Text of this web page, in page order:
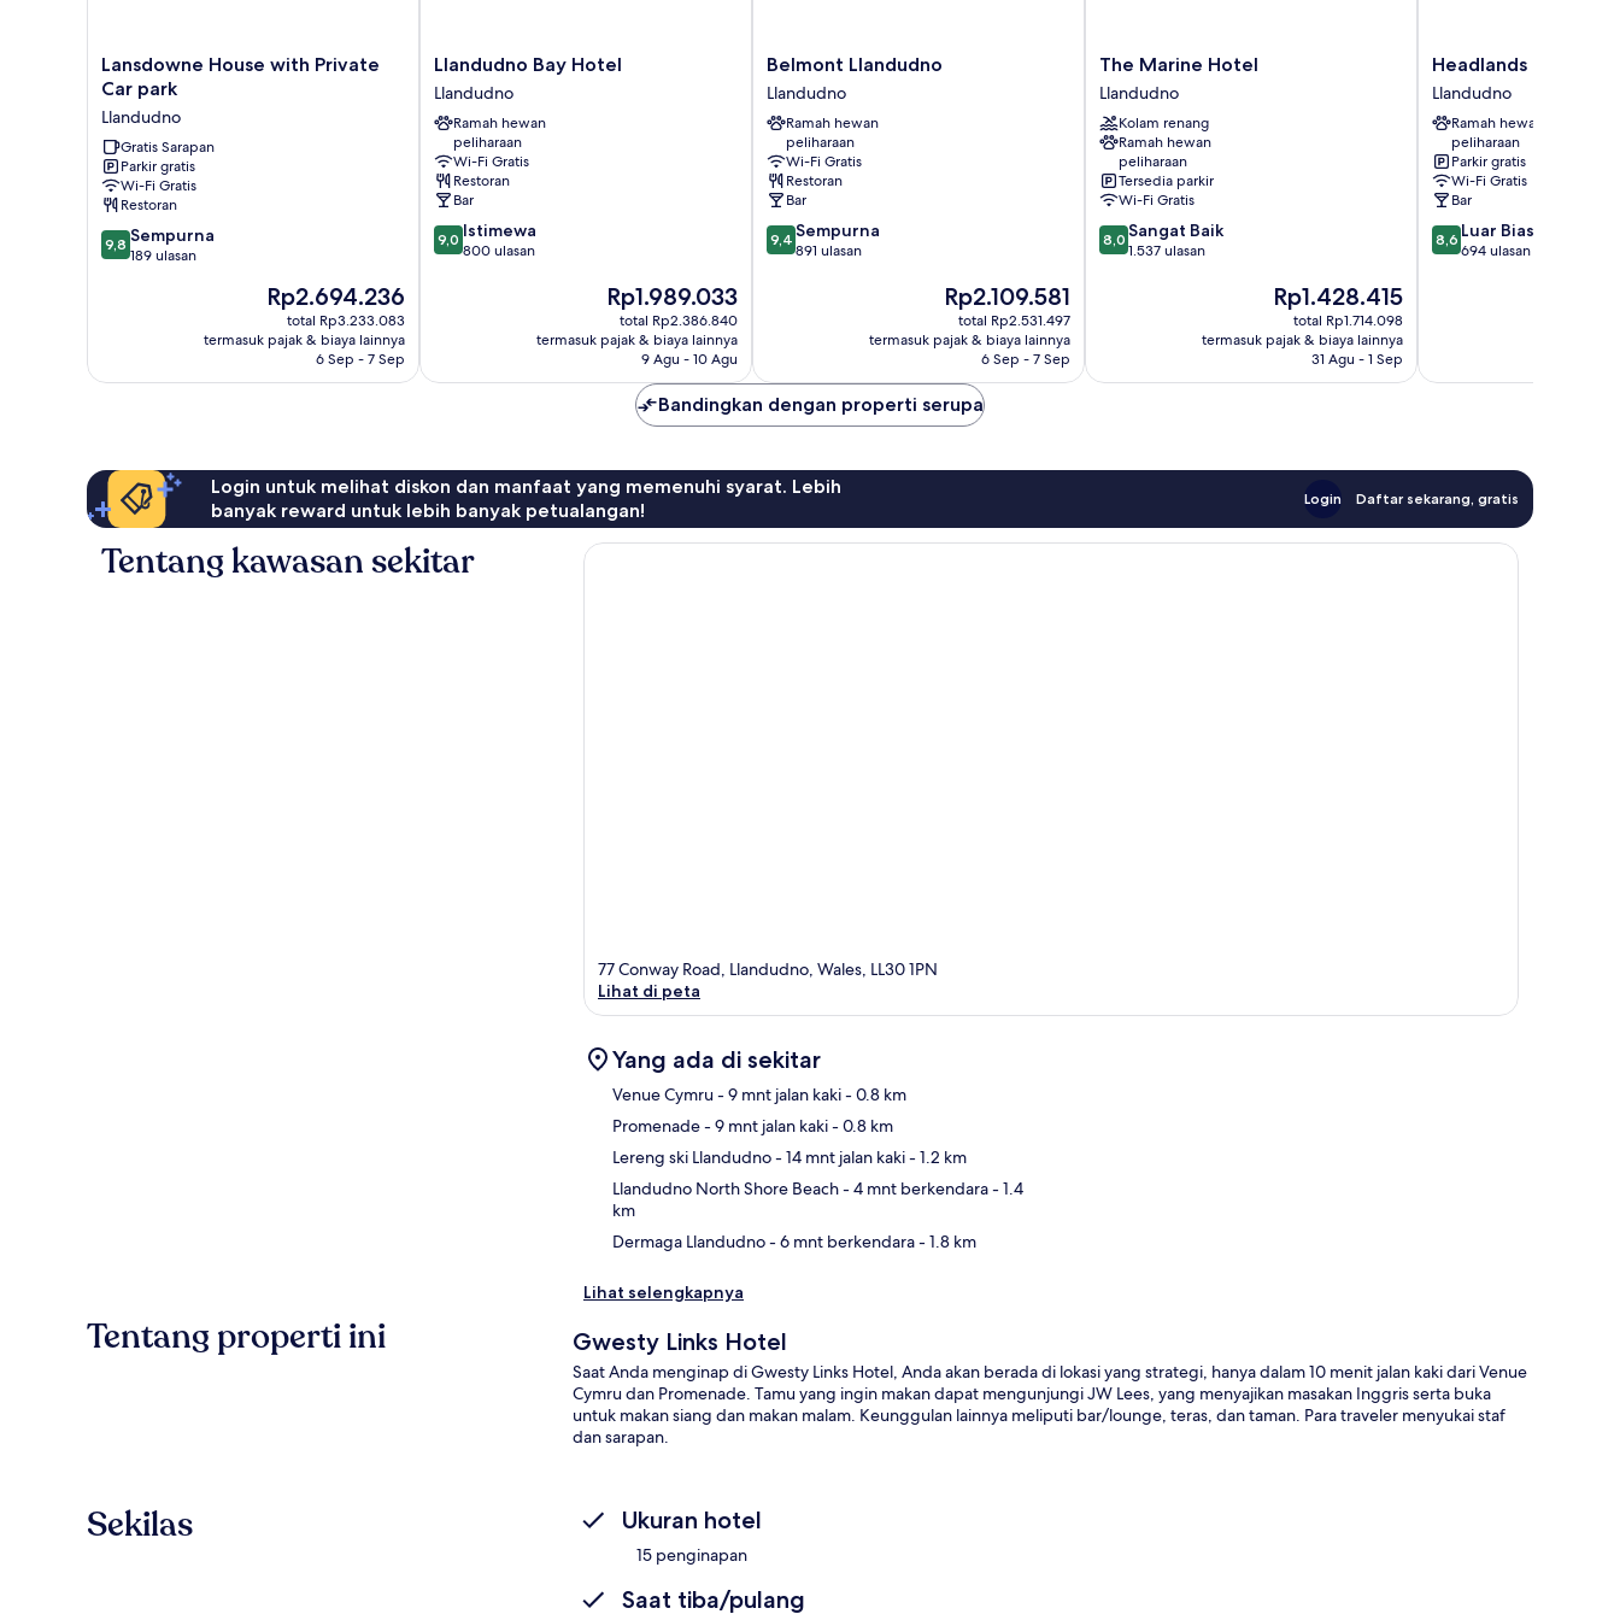
Lansdowne
House
Private
Car
park
Llandudno
Lansdowne House with Private
Car park
Llandudno
Gratis Sarapan
Parkir gratis
Wi-Fi Gratis
Restoran
9.8
dari
9,8 Sempurna
189 ulasan
Harga
sekarang
Rp2.694.236
Rp2.694.236
total Rp3.233.083
termasuk pajak & biaya lainnya
6 Sep - 7 Sep
Llandudno
Bay
Hotel
Llandudno
Llandudno Bay Hotel
Llandudno
Ramah hewan
peliharaan
Wi-Fi Gratis
Restoran
Bar
9.0
dari
9,0 Istimewa
800 ulasan
Harga
sekarang
Rp1.989.033
Rp1.989.033
total Rp2.386.840
termasuk pajak & biaya lainnya
9 Agu - 10 Agu
Belmont
Llandudno
Llandudno
Belmont Llandudno
Llandudno
Ramah hewan
peliharaan
Wi-Fi Gratis
Restoran
Bar
9.4
dari
9,4 Sempurna
891 ulasan
Harga
sekarang
Rp2.109.581
Rp2.109.581
total Rp2.531.497
termasuk pajak & biaya lainnya
6 Sep - 7 Sep
The
Marine
Hotel
Llandudno
The Marine Hotel
Llandudno
Kolam renang
Ramah hewan
peliharaan
Tersedia parkir
Wi-Fi Gratis
8.0
dari
8,0 Sangat Baik
1.537 ulasan
Harga
sekarang
Rp1.428.415
Rp1.428.415
total Rp1.714.098
termasuk pajak & biaya lainnya
31 Agu - 1 Sep
Headlands
Hotel
Llandudno
Headlands Hotel
Llandudno
Ramah hewan
peliharaan
Parkir gratis
Wi-Fi Gratis
Bar
8.6
dari
8,6 Luar Biasa
694 ulasan
Bandingkan dengan properti serupa
Login untuk melihat diskon dan manfaat yang memenuhi syarat. Lebih
banyak reward untuk lebih banyak petualangan!
Login Daftar sekarang, gratis
Tentang kawasan sekitar
77 Conway Road, Llandudno, Wales, LL30 1PN
Lihat di peta
Yang ada di sekitar
Venue Cymru- 9 mnt jalan kaki- 0.8 km
Promenade- 9 mnt jalan kaki- 0.8 km
Lereng ski Llandudno- 14 mnt jalan kaki- 1.2 km
Llandudno North Shore Beach- 4 mnt berkendara- 1.4
km
Dermaga Llandudno- 6 mnt berkendara- 1.8 km
Lihat selengkapnya
Tentang properti ini Gwesty Links Hotel
Saat Anda menginap di Gwesty Links Hotel, Anda akan berada di lokasi yang strategi, hanya dalam 10 menit jalan kaki dari Venue
Cymru dan Promenade. Tamu yang ingin makan dapat mengunjungi JW Lees, yang menyajikan masakan Inggris serta buka
untuk makan siang dan makan malam. Keunggulan lainnya meliputi bar/lounge, teras, dan taman. Para traveler menyukai staf
dan sarapan.
Sekilas Ukuran hotel
15 penginapan
Saat tiba/pulang